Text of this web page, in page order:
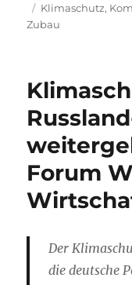
Schlagwörter
Klimaschutz,
Zubau
Forum
Der
die deutsche